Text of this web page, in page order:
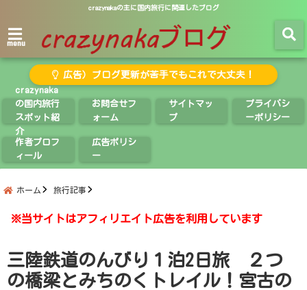
crazynakaの主に国内旅行に関連したブログ
menu
広告）ブログ更新が苦手でもこれで大丈夫！
crazynaka
の国内旅行
スポット紹
介
お問合せフ
ォーム
サイトマッ
プ
プライバシ
ーポリシー
作者プロフ
ィール
広告ポリシ
ー
ホーム 旅行記事
※当サイトはアフィリエイト広告を利用しています
三陸鉄道のんびり１泊2日旅 ２つ
の橋梁とみちのくトレイル！宮古の